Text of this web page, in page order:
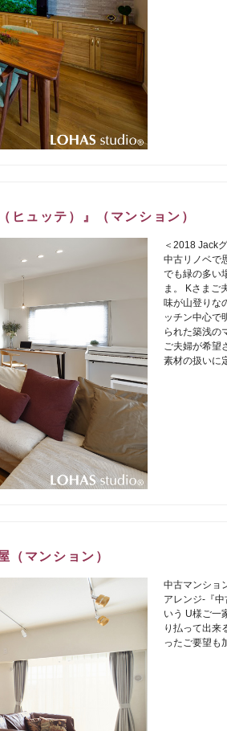
ュッテ）』（マンション）
＜2018 Jack
中古リノベで
でも緑の多い
ま。 Kさまご
味が山登りな
ッチン中心で
られた築浅の
ご夫婦が希望
素材の扱いに
（マンション）
中古マンショ
アレンジ-『
いう U様ご一
り払って出来
ったご要望も